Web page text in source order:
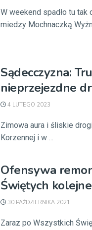
W weekend spadło tu tak
miedzy Mochnaczką
Sądecczyzna:
nieprzejezdne
4 LUTEGO 2023
Zimowa aura i śliskie
Korzennej i w ...
Ofensywa
Świętych
30 PAŹDZIERNIKA 2021
Zaraz po Wszystkich